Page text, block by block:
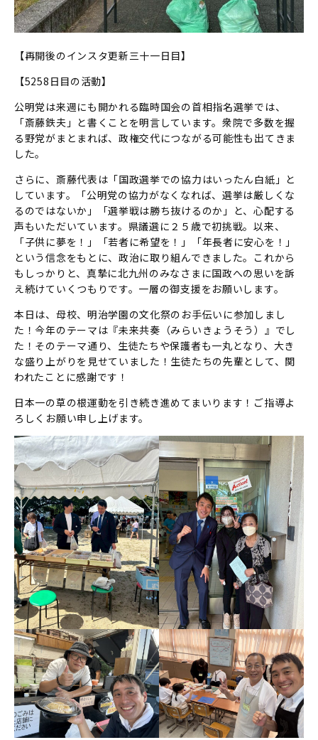
【再開後のインスタ更新三十一日目】
【5258日目の活動】
公明党は来週にも開かれる臨時国会の首相指名選挙では、
「斎藤鉄夫」と書くことを明言しています。衆院で多数を握
る野党がまとまれば、政権交代につながる可能性も出てきま
した。
さらに、斎藤代表は「国政選挙での協力はいったん白紙」と
しています。「公明党の協力がなくなれば、選挙は厳しくな
るのではないか」「選挙戦は勝ち抜けるのか」と、心配する
声もいただいています。県議選に２５歳で初挑戦。以来、
「子供に夢を！」「若者に希望を！」「年長者に安心を！」
という信念をもとに、政治に取り組んできました。これから
もしっかりと、真摯に北九州のみなさまに国政への思いを訴
え続けていくつもりです。一層の御支援をお願いします。
本日は、母校、明治学園の文化祭のお手伝いに参加しまし
た！今年のテーマは『未来共奏（みらいきょうそう）』でし
た！そのテーマ通り、生徒たちや保護者も一丸となり、大き
な盛り上がりを見せていました！生徒たちの先輩として、関
われたことに感謝です！
日本一の草の根運動を引き続き進めてまいります！ご指導よ
ろしくお願い申し上げます。